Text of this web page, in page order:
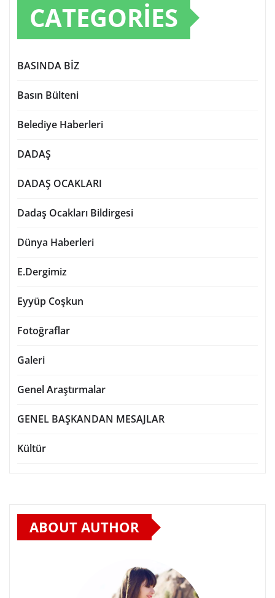
CATEGORIES
BASINDA BİZ
Basın Bülteni
Belediye Haberleri
DADAŞ
DADAŞ OCAKLARI
Dadaş Ocakları Bildirgesi
Dünya Haberleri
E.Dergimiz
Eyyüp Coşkun
Fotoğraflar
Galeri
Genel Araştırmalar
GENEL BAŞKANDAN MESAJLAR
Kültür
ABOUT AUTHOR